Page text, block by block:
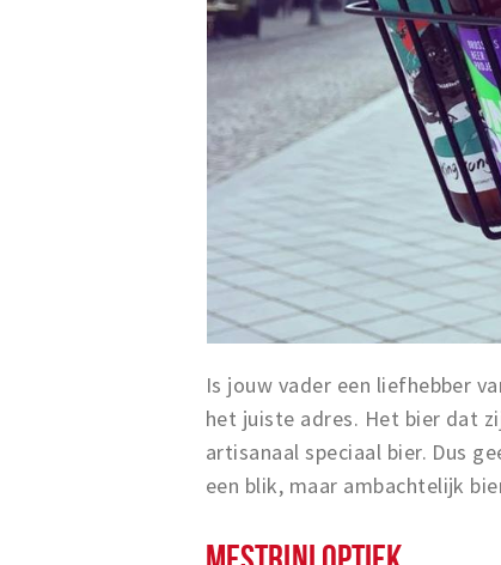
Is jouw vader een liefhebber
het juiste adres. Het bier dat
artisanaal speciaal bier. Dus
een blik, maar ambachtelijk